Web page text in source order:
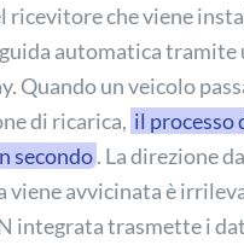
ricevitore che viene
automatica tramite
Quando un veicolo
di ricarica, il processo
secondo. La direzione
viene avvicinata è
integrata trasmette i